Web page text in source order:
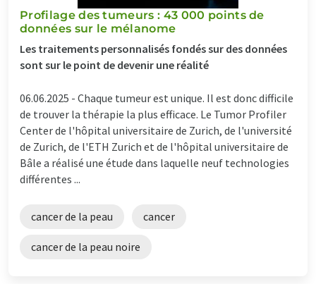
Profilage des tumeurs : 43 000 points de
données sur le mélanome
Les traitements personnalisés fondés sur des données
sont sur le point de devenir une réalité
06.06.2025 - Chaque tumeur est unique. Il est donc difficile
de trouver la thérapie la plus efficace. Le Tumor Profiler
Center de l'hôpital universitaire de Zurich, de l'université
de Zurich, de l'ETH Zurich et de l'hôpital universitaire de
Bâle a réalisé une étude dans laquelle neuf technologies
différentes ...
cancer de la peau cancer
cancer de la peau noire